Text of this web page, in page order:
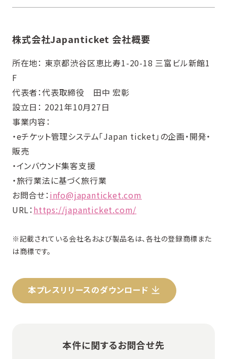
株式会社Japanticket 会社概要
所在地： 東京都渋谷区恵比寿1-20-18 三富ビル新館1
F
代表者：代表取締役 田中 宏彰
設立日： 2021年10月27日
事業内容：
・eチケット管理システム「Japan ticket」の企画・開発・
販売
・インバウンド集客支援
・旅行業法に基づく旅行業
お問合せ： info@japanticket.com
URL： https://japanticket.com/
※記載されている会社名および製品名は、各社の登録商標また
は商標です。
本プレスリリースのダウンロード
本件に関するお問合せ先